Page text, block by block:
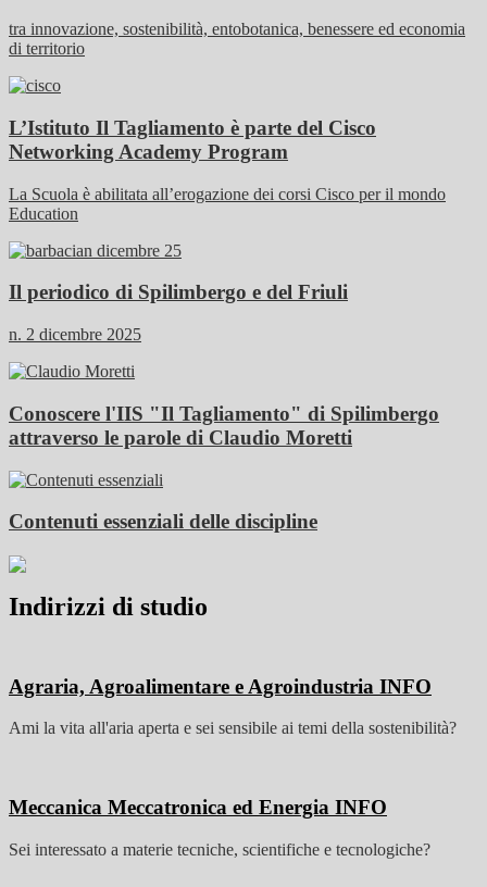
tra innovazione, sostenibilità, entobotanica, benessere ed economia
di territorio
L’Istituto Il Tagliamento è parte del Cisco
Networking Academy Program
La Scuola è abilitata all’erogazione dei corsi Cisco per il mondo
Education
Il periodico di Spilimbergo e del Friuli
n. 2 dicembre 2025
Conoscere l'IIS "Il Tagliamento" di Spilimbergo
attraverso le parole di Claudio Moretti
Contenuti essenziali delle discipline
Indirizzi di studio
Agraria, Agroalimentare e Agroindustria INFO
Ami la vita all'aria aperta e sei sensibile ai temi della sostenibilità?
Meccanica Meccatronica ed Energia INFO
Sei interessato a materie tecniche, scientifiche e tecnologiche?